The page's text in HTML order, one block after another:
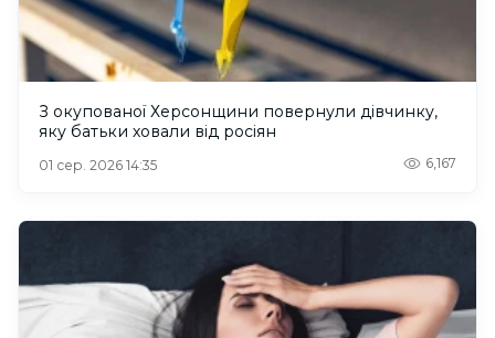
З окупованої Херсонщини повернули дівчинку,
яку батьки ховали від росіян
01 сер. 2026 14:35 6,167